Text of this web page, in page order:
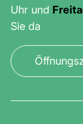
Uhr und
Sie da